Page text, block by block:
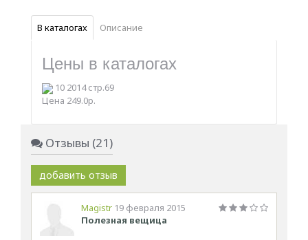
В каталогах Описание
Цены в каталогах
10 2014 стр.69
Цена 249.0р.
Отзывы (21)
добавить отзыв
Magistr 19 февраля 2015
Полезная вещица